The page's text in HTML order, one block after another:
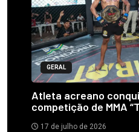
GERAL
Atleta acreano
competição de MMA
17 de julho de 2026